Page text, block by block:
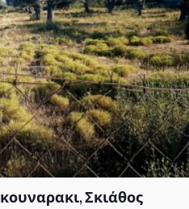
Σκιάθος